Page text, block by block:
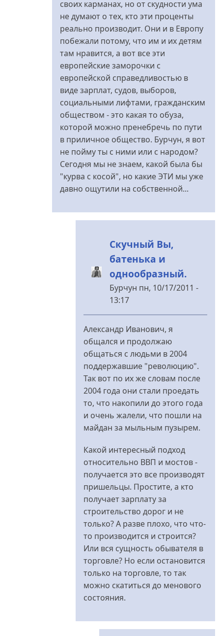
своих карманах, но от скудности ума
не думают о тех, кто эти проценты
реально производит. Они и в Европу
побежали потому, что им и их детям
там нравится, а вот все эти
европейские заморочки с
европейской справедливостью в
виде зарплат, судов, выборов,
социальными лифтами, гражданским
обществом - это какая то обуза,
которой можно пренебречь по пути
в приличное общество. Бурчун, я вот
не пойму ты с ними или с народом?
Сегодня мы не знаем, какой была бы
"курва с косой", но какие ЭТИ мы уже
давно ощутили на собственной...
Скучный Вы,
батенька и
однообразный.
Бурчун пн, 10/17/2011 -
13:17
У
відповідь
до
Бурчун
від
Меланченко
Александр Иванович, я
общался и продолжаю
общаться с людьми в 2004
поддержавшие "революцию".
Так вот по их же словам после
2004 года они стали проедать
то, что накопили до этого года
и очень жалели, что пошли на
майдан за мыльным пузырем.
Какой интересный подход
относительно ВВП и мостов -
получается это все производят
пришельцы. Простите, а кто
получает зарплату за
строительство дорог и не
только? А разве плохо, что что-
то производится и строится?
Или вся сущность обывателя в
торговле? Но если остановится
только на торговле, то так
можно скатиться до менового
состояния.